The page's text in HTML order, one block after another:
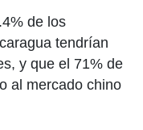
de los
tendrían
y que el 71% de
al mercado chino